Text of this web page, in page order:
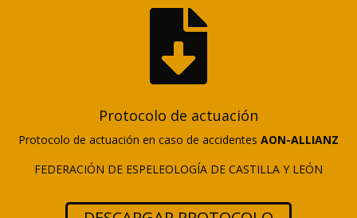

Protocolo de actuación
Protocolo de actuación en caso de accidentes AON-ALLIANZ
FEDERACIÓN DE ESPELEOLOGÍA DE CASTILLA Y LEÓN